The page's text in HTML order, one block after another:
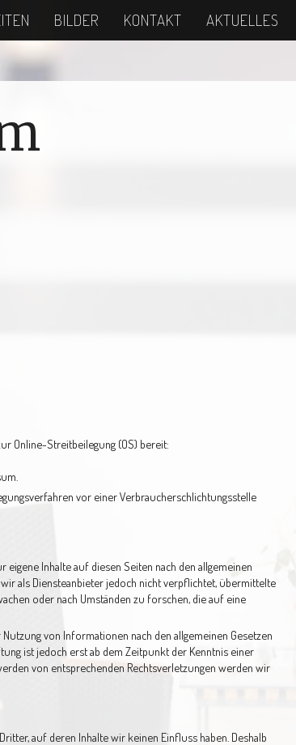
BILDER KONTAKT AKTUELLES
Online-Streitbeilegung (OS) bereit:
vor einer Verbraucherschlichtungsstelle
eigene Inhalte auf diesen Seiten nach den allgemeinen
wir als Diensteanbieter jedoch nicht verpflichtet, übermittelte
oder nach Umständen zu forschen, die auf eine
von Informationen nach den allgemeinen Gesetzen
ist jedoch erst ab dem Zeitpunkt der Kenntnis einer
von entsprechenden Rechtsverletzungen werden wir
auf deren Inhalte wir keinen Einfluss haben. Deshalb